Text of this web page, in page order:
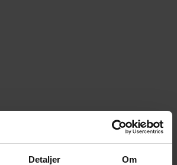
Detaljer Om
NYHEDER